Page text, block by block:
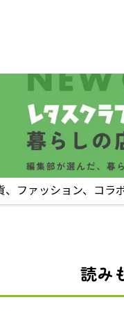
、ファッション、コ
読み